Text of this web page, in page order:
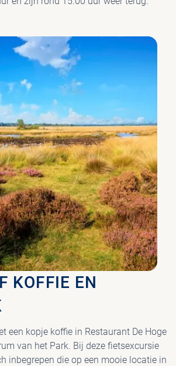
KOFFIE EN
een kopje koffie in Restaurant De Hoge
van het Park. Bij deze fietsexcursie
inbegrepen die op een mooie locatie in